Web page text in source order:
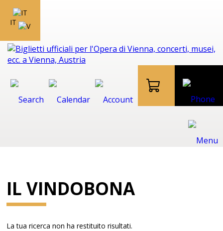
IT
IL VINDOBONA
La tua ricerca non ha restituito risultati.